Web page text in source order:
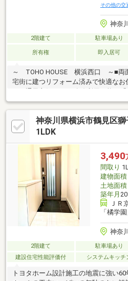
その他の交
神奈
2階建て 駐車場あり
所有権 即入居可
～ TOHO HOUSE 横浜西口 ～■両
宅街に建つリフォーム済みで快適な
り・通風良好です■2路線利用可能な
には商業施設が充実しお買い物に便
線が良く作業台も広く使えるL字型キ
なスライド収納■大小の公園が点在し
な暮らしを叶えます■カースペース1台
合わせください♪【 フリーダイヤル
神奈川県横浜市鶴見区
1LDK
3,490
間取り
建物面積
土地面積
築年月
ＪＲ
「橘学
神奈
2階建て 駐車場あり
建設住宅性能評価付
システムキッチ
トヨタホーム設計施工の地震に強い